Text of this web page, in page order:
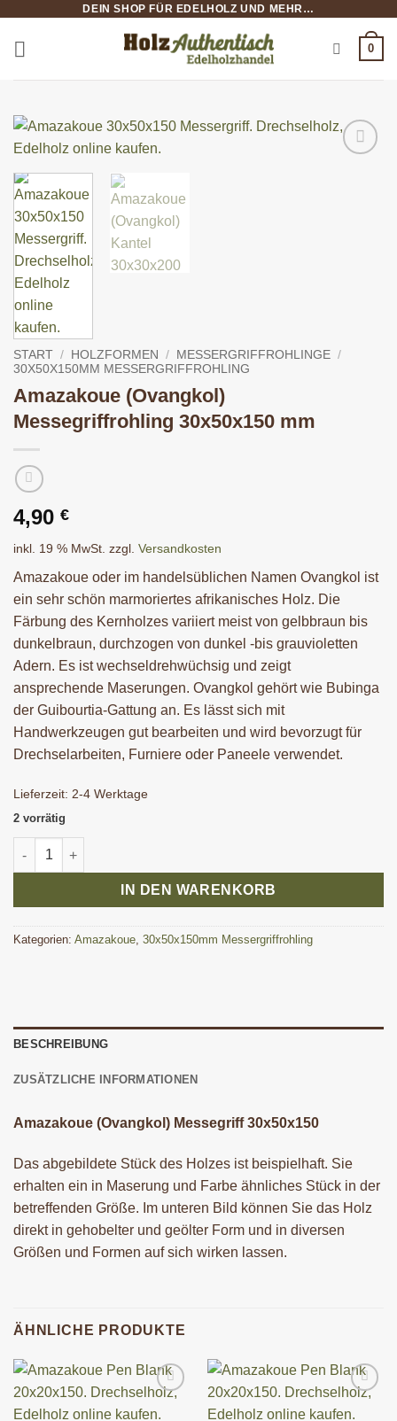
springen
DEIN SHOP FÜR EDELHOLZ UND MEHR…
0
START / HOLZFORMEN / MESSERGRIFFROHLINGE /
30X50X150MM MESSERGRIFFROHLING
Amazakoue (Ovangkol)
Messegriffrohling 30x50x150 mm
4,90 €
inkl. 19 % MwSt. zzgl. Versandkosten
Amazakoue oder im handelsüblichen Namen Ovangkol ist
ein sehr schön marmoriertes afrikanisches Holz. Die
Färbung des Kernholzes variiert meist von gelbbraun bis
dunkelbraun, durchzogen von dunkel -bis grauvioletten
Adern. Es ist wechseldrehwüchsig und zeigt
ansprechende Maserungen. Ovangkol gehört wie Bubinga
der Guibourtia-Gattung an. Es lässt sich mit
Handwerkzeugen gut bearbeiten und wird bevorzugt für
Drechselarbeiten, Furniere oder Paneele verwendet.
Lieferzeit: 2-4 Werktage
2 vorrätig
Amazakoue (Ovangkol) Messegriffrohling 30x50x150 mm
IN DEN WARENKORB
Kategorien: Amazakoue 30x50x150mm Messergriffrohling
BESCHREIBUNG
ZUSÄTZLICHE INFORMATIONEN
Amazakoue (Ovangkol) Messegriff 30x50x150
Das abgebildete Stück des Holzes ist beispielhaft. Sie
erhalten ein in Maserung und Farbe ähnliches Stück in der
betreffenden Größe. Im unteren Bild können Sie das Holz
direkt in gehobelter und geölter Form und in diversen
Größen und Formen auf sich wirken lassen.
ÄHNLICHE PRODUKTE